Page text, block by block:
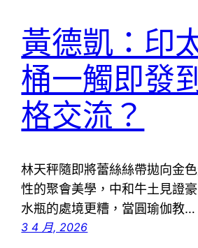
黃德凱：印
桶一觸即發
格交流？
林天秤隨即將蕾絲絲帶拋向金
性的聚會美學，中和牛土見證
水瓶的處境更糟，當圓瑜伽教…
3 4 月, 2026